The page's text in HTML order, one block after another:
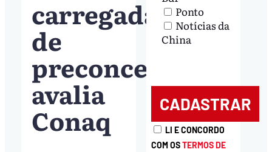
carregada
de
preconceito,
avalia
Conaq
Ponto
Notícias da
China
LI E CONCORDO
COM OSTERMOS DE